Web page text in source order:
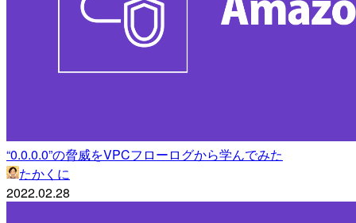
“0.0.0.0”の脅威をVPCフローログから学んでみた
たかくに
2022.02.28